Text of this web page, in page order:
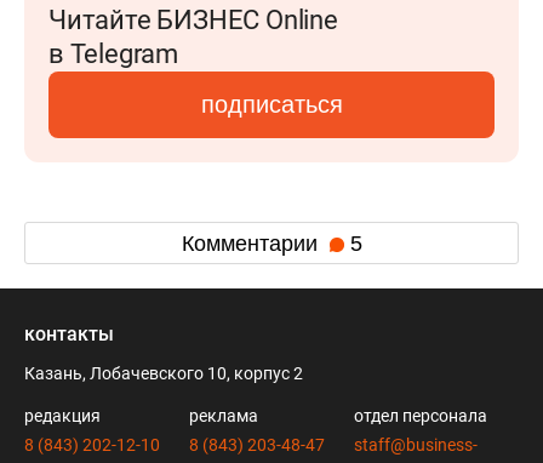
Читайте БИЗНЕС Online
в Telegram
подписаться
Комментарии 5
контакты
Казань, Лобачевского 10, корпус 2
редакция
8 (843) 202-12-10
реклама
8 (843) 203-48-47
отдел персонала
staff@business-